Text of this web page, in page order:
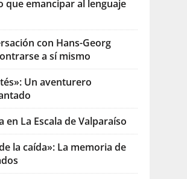
que emancipar al lenguaje
con Hans-Georg
a sí mismo
Un aventurero
en La Escala de Valparaíso
la caída»: La memoria de